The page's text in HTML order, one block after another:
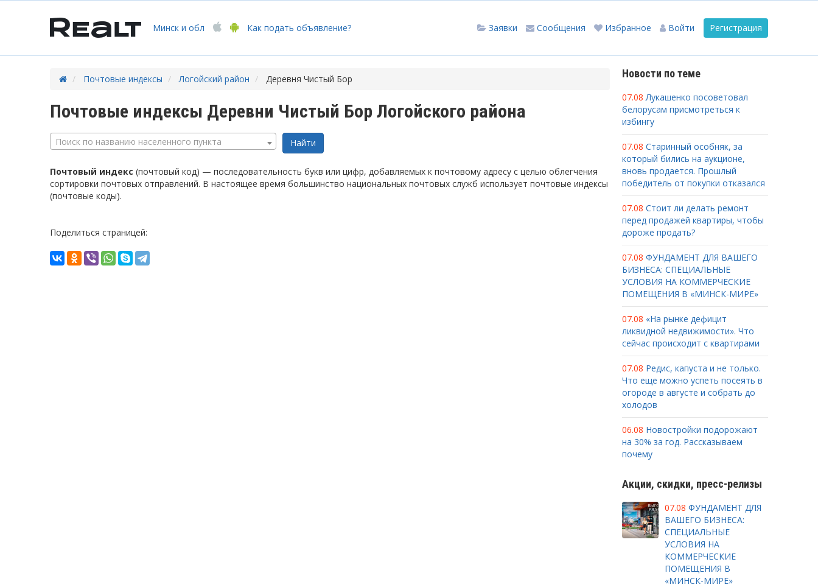
Минск и обл Как подать объявление? Регистрация
Войти
Избранное
Сообщения
Заявки
Почтовые индексы Логойский район Деревня Чистый Бор
Почтовые индексы Деревни Чистый Бор Логойского района
Поиск по названию населенного пункта
Почтовый индекс (почтовый код) — последовательность букв или цифр, добавляемых к почтовому адресу с целью облегчения
сортировки почтовых отправлений. В настоящее время большинство национальных почтовых служб использует почтовые индексы
(почтовые коды).
Поделиться страницей:
Новости по теме
07.08 Лукашенко посоветовал
белорусам присмотреться к
избингу
07.08 Старинный особняк, за
который бились на аукционе,
вновь продается. Прошлый
победитель от покупки отказался
07.08 Стоит ли делать ремонт
перед продажей квартиры, чтобы
дороже продать?
07.08 ФУНДАМЕНТ ДЛЯ ВАШЕГО
БИЗНЕСА: СПЕЦИАЛЬНЫЕ
УСЛОВИЯ НА КОММЕРЧЕСКИЕ
ПОМЕЩЕНИЯ В «МИНСК-МИРЕ»
07.08 «На рынке дефицит
ликвидной недвижимости». Что
сейчас происходит с квартирами
07.08 Редис, капуста и не только.
Что еще можно успеть посеять в
огороде в августе и собрать до
холодов
06.08 Новостройки подорожают
на 30% за год. Рассказываем
почему
Акции, скидки, пресс-релизы
07.08 ФУНДАМЕНТ ДЛЯ
ВАШЕГО БИЗНЕСА:
СПЕЦИАЛЬНЫЕ
УСЛОВИЯ НА
КОММЕРЧЕСКИЕ
ПОМЕЩЕНИЯ В
«МИНСК-МИРЕ»